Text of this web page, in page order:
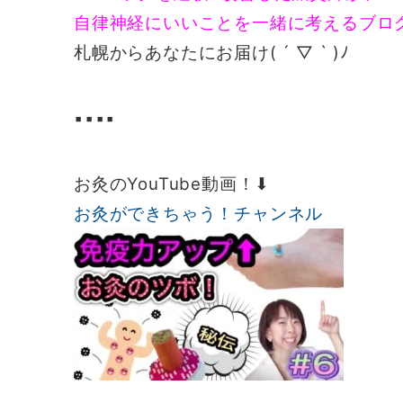
自律神経にいいことを一緒に考えるブロ
札幌からあなたにお届け( ´ ▽ ` )ﾉ
▪️▪️▪️▪️
お灸のYouTube動画！⬇︎
お灸ができちゃう！チャンネル